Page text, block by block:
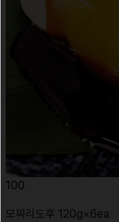
100
모찌리도후 120g×6ea